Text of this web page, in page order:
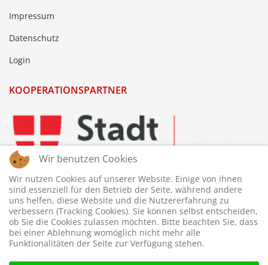
Impressum
Datenschutz
Login
KOOPERATIONSPARTNER
Wir benutzen Cookies
Wir nutzen Cookies auf unserer Website. Einige von ihnen
sind essenziell für den Betrieb der Seite, während andere
uns helfen, diese Website und die Nutzererfahrung zu
verbessern (Tracking Cookies). Sie können selbst entscheiden,
ob Sie die Cookies zulassen möchten. Bitte beachten Sie, dass
bei einer Ablehnung womöglich nicht mehr alle
Funktionalitäten der Seite zur Verfügung stehen.